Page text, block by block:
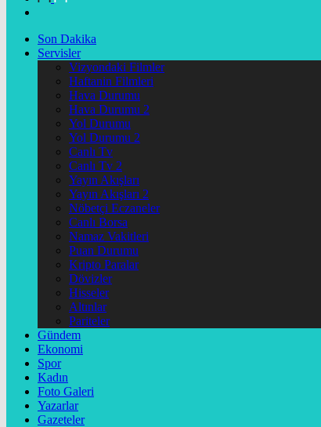
Son Dakika
Servisler
Vizyondaki Filmler
Haftanin Filmleri
Hava Durumu
Hava Durumu 2
Yol Durumu
Yol Durumu 2
Canlı Tv
Canlı Tv 2
Yayın Akışları
Yayın Akışları 2
Nöbetçi Eczaneler
Canlı Borsa
Namaz Vakitleri
Puan Durumu
Kripto Paralar
Dövizler
Hisseler
Altınlar
Pariteler
Gündem
Ekonomi
Spor
Kadın
Foto Galeri
Yazarlar
Gazeteler